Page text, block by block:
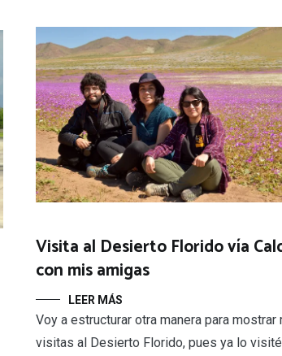
Visita al Desierto Florido vía
con mis amigas
LEER MÁS
Voy a estructurar otra manera para mostrar
visitas al Desierto Florido, pues ya lo